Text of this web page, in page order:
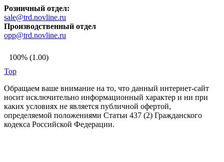
Розничный отдел:
sale@trd.novline.ru
Производственный отдел
opp@trd.novline.ru
100% (1.00)
Top
Обращаем ваше внимание на то, что данный интернет-сайт
носит исключительно информационный характер и ни при
каких условиях не является публичной офертой,
определяемой положениями Статьи 437 (2) Гражданского
кодекса Российской Федерации.